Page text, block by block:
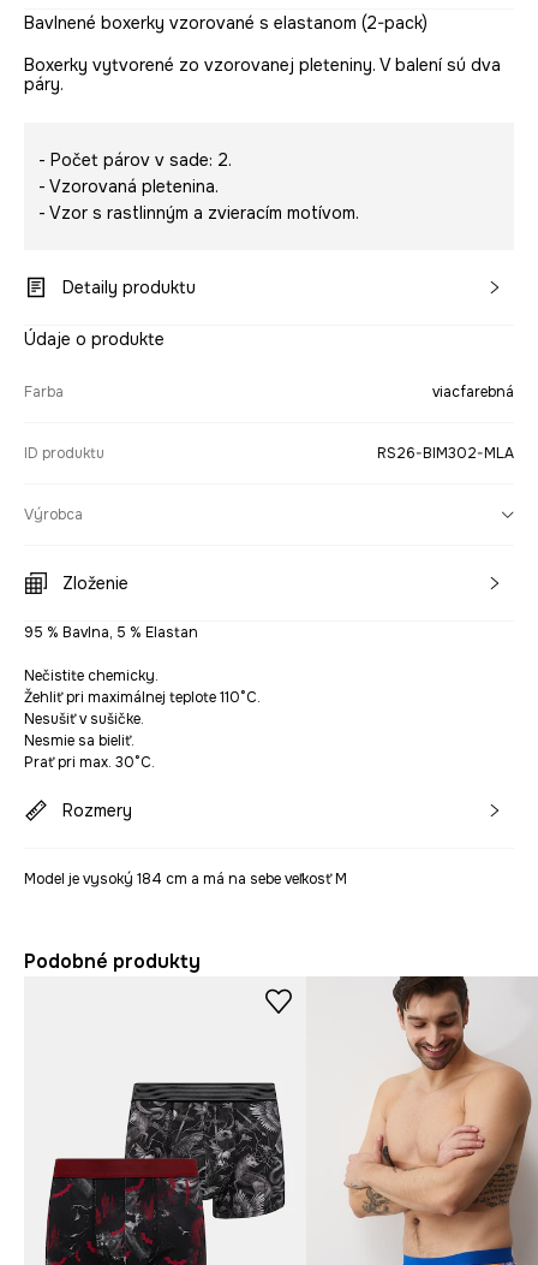
Bavlnené boxerky vzorované s elastanom (2-pack)
Boxerky vytvorené zo vzorovanej pleteniny. V balení sú dva
páry.
- Počet párov v sade: 2.
- Vzorovaná pletenina.
- Vzor s rastlinným a zvieracím motívom.
Detaily produktu
Údaje o produkte
Farba viacfarebná
ID produktu RS26-BIM302-MLA
Výrobca
Zloženie
95 % Bavlna, 5 % Elastan
Nečistite chemicky.
Žehliť pri maximálnej teplote 110°C.
Nesušiť v sušičke.
Nesmie sa bieliť.
Prať pri max. 30°C.
Rozmery
Model je vysoký 184 cm a má na sebe veľkosť M
Podobné produkty